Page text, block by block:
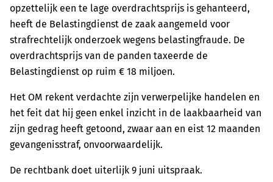
opzettelijk een te lage overdrachtsprijs is gehanteerd,
heeft de Belastingdienst de zaak aangemeld voor
strafrechtelijk onderzoek wegens belastingfraude. De
overdrachtsprijs van de panden taxeerde de
Belastingdienst op ruim € 18 miljoen.
Het OM rekent verdachte zijn verwerpelijke handelen en
het feit dat hij geen enkel inzicht in de laakbaarheid van
zijn gedrag heeft getoond, zwaar aan en eist 12 maanden
gevangenisstraf, onvoorwaardelijk.
De rechtbank doet uiterlijk 9 juni uitspraak.